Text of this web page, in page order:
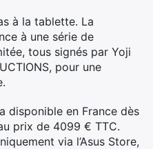
à la tablette. La
à une série de
tous signés par Yoji
pour une
disponible en France dès
prix de 4099 € TTC.
via l’Asus Store,